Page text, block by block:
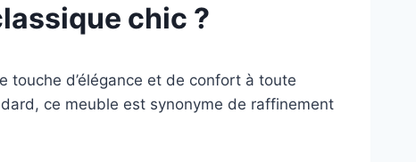
chic ?
d’élégance et de confort à toute
ce meuble est synonyme de raffinement